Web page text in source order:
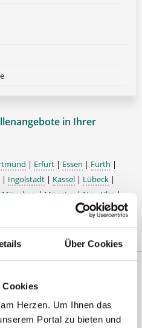
Über Cookies
Cookies
Herzen. Um Ihnen das
Portal zu bieten und
in Ihrer
| Erfurt | Essen | Fürth |
| Ingolstadt | Kassel | Lübeck |
München | Münster | Neu-Ulm |
|Wiesbaden|